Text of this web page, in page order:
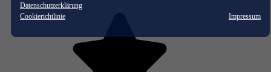
Datenschutzerklärung
Cookierichtlinie
Impressum